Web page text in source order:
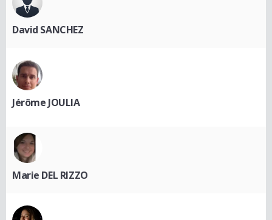
David SANCHEZ
Jérôme JOULIA
Marie DEL RIZZO